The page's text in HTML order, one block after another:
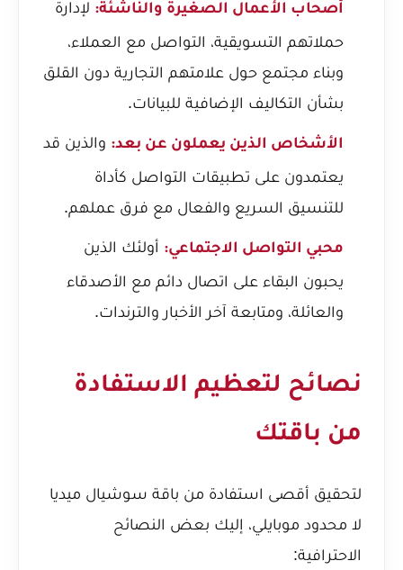
أصحاب الأعمال الصغيرة والناشئة: لإدارة
حملاتهم التسويقية، التواصل مع العملاء،
وبناء مجتمع حول علامتهم التجارية دون القلق
بشأن التكاليف الإضافية للبيانات.
الأشخاص الذين يعملون عن بعد: والذين قد
يعتمدون على تطبيقات التواصل كأداة
للتنسيق السريع والفعال مع فرق عملهم.
محبي التواصل الاجتماعي: أولئك الذين
يحبون البقاء على اتصال دائم مع الأصدقاء
والعائلة، ومتابعة آخر الأخبار والترندات.
نصائح لتعظيم الاستفادة
من باقتك
لتحقيق أقصى استفادة من باقة سوشيال ميديا
لا محدود موبايلي، إليك بعض النصائح
الاحترافية: